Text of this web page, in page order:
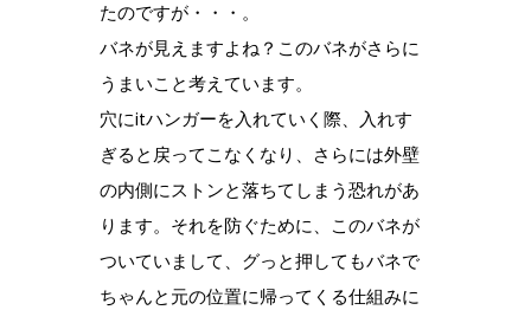
たのですが・・・。
バネが見えますよね？このバネがさらに
うまいこと考えています。
穴にitハンガーを入れていく際、入れす
ぎると戻ってこなくなり、さらには外壁
の内側にストンと落ちてしまう恐れがあ
ります。それを防ぐために、このバネが
ついていまして、グっと押してもバネで
ちゃんと元の位置に帰ってくる仕組みに